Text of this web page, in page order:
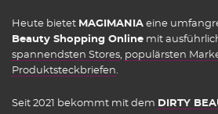
Heute bietet MAGIMANIA eine
Beauty Shopping Online mit
spannendsten Stores, populärsten
Produktsteckbriefen.
Seit 2021 bekommt mit dem DIRTY